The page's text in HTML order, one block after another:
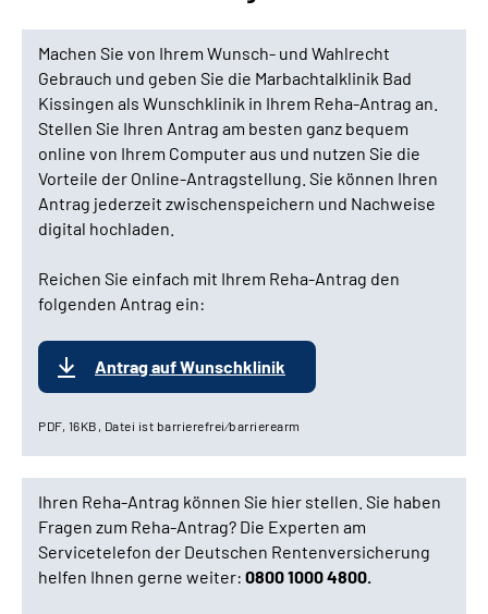
Machen Sie von Ihrem Wunsch- und Wahlrecht
Gebrauch und geben Sie die Marbachtalklinik Bad
Kissingen als Wunschklinik in Ihrem Reha-Antrag an.
Stellen Sie Ihren Antrag am besten ganz bequem
online von Ihrem Computer aus und nutzen Sie die
Vorteile der Online-Antragstellung. Sie können Ihren
Antrag jederzeit zwischenspeichern und Nachweise
digital hochladen.
Reichen Sie einfach mit Ihrem Reha-Antrag den
folgenden Antrag ein:
Antrag auf Wunschklinik
PDF, 16KB, Datei ist barrierefrei⁄barrierearm
Ihren Reha-Antrag können Sie hier stellen. Sie haben
Fragen zum Reha-Antrag? Die Experten am
Servicetelefon der Deutschen Rentenversicherung
helfen Ihnen gerne weiter: 0800 1000 4800.